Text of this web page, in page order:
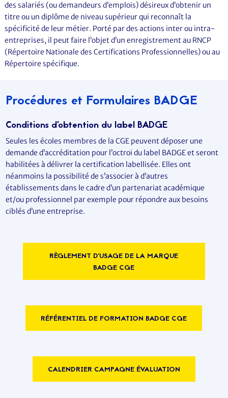
des salariés (ou demandeurs d’emplois) désireux d’obtenir un
titre ou un diplôme de niveau supérieur qui reconnaît la
spécificité de leur métier. Porté par des actions inter ou intra-
entreprises, il peut faire l’objet d’un enregistrement au RNCP
(Répertoire Nationale des Certifications Professionnelles) ou au
Répertoire spécifique.
Procédures et Formulaires BADGE
Conditions d’obtention du label BADGE
Seules les écoles membres de la CGE peuvent déposer une
demande d’accréditation pour l’octroi du label BADGE et seront
habilitées à délivrer la certification labellisée. Elles ont
néanmoins la possibilité de s’associer à d’autres
établissements dans le cadre d’un partenariat académique
et/ou professionnel par exemple pour répondre aux besoins
ciblés d’une entreprise.
RÈGLEMENT D’USAGE DE LA MARQUE
BADGE CGE
RÉFÉRENTIEL DE FORMATION BADGE CGE
CALENDRIER CAMPAGNE ÉVALUATION